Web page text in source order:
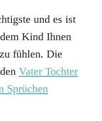
und es ist
Kind Ihnen
fühlen. Die
Vater Tochter
Sprüchen